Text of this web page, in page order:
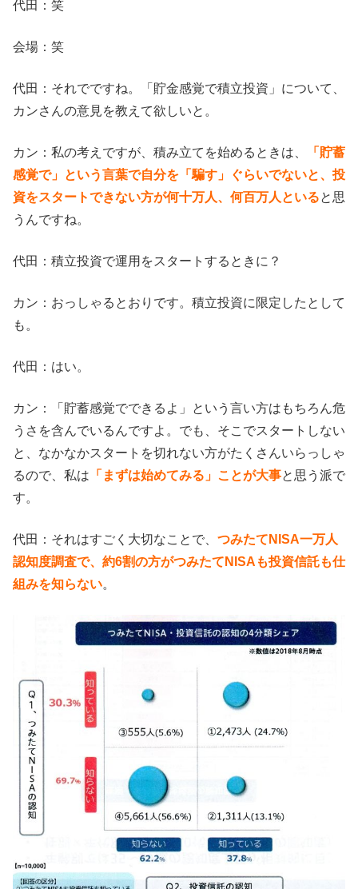
代田：笑
会場：笑
代田：それでですね。「貯金感覚で積立投資」について、
カンさんの意見を教えて欲しいと。
カン：私の考えですが、積み立てを始めるときは、
「貯蓄
感覚で」という言葉で自分を「騙す」ぐらいでないと、投
資をスタートできない方が何十万人、何百万人といると思
うんですね。
代田：積立投資で運用をスタートするときに？
カン：おっしゃるとおりです。積立投資に限定したとして
も。
代田：はい。
カン：「貯蓄感覚でできるよ」という言い方はもちろん危
うさを含んでいるんですよ。でも、そこでスタートしない
と、なかなかスタートを切れない方がたくさんいらっしゃ
るので、私は 「まずは始めてみる」ことが大事と思う派で
す。
代田：それはすごく大切なことで、 つみたてNISA一万人
認知度調査で、約6割の方がつみたてNISAも投資信託も仕
組みを知らない。